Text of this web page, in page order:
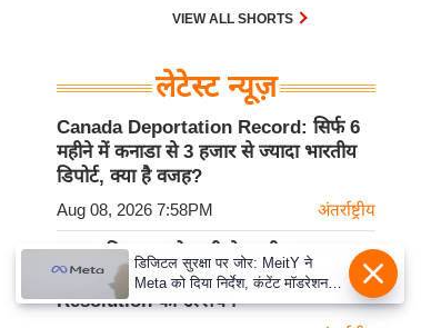
VIEW ALL SHORTS
लेटेस्ट न्यूज़
Canada Deportation Record: सिर्फ 6
महीने में कनाडा से 3 हजार से ज्यादा भारतीय
डिपोर्ट, क्या है वजह?
Aug 08, 2026 7:58PM अंतर्राष्ट्रीय
UAE की Iran को कड़ी चेतावनी, ADNOC
टैंकर पर Missile Attack को बताया UN
Resolution का उल्लंघन
डिजिटल सुरक्षा पर जोर: MeitY ने
Meta को दिया निर्देश, कंटेंट मॉडरेशन
मजबूत करे